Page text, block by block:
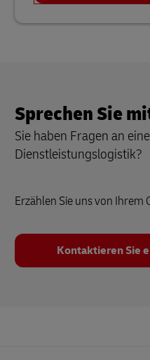
Sprechen Sie
Sie haben Fragen an
Dienstleistungslogistik?
Erzählen Sie uns von Ihrem
Kontaktieren Sie